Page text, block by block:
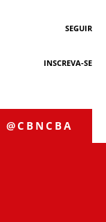
SEGUIR
INSCREVA-SE
@CBNCBA